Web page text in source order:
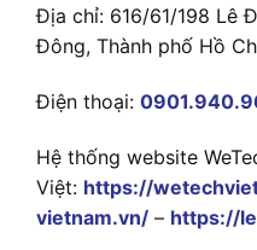
Địa chỉ: 616/61/198 Lê
Đông, Thành phố Hồ
Điện thoại:
Hệ thống website
Việt: https://
vietnam.vn/ – https://